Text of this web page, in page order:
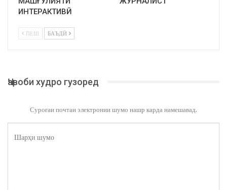
ИНТЕРАКТИВӢ
ПЕШ БАЪДӢ
Ҷавоби худро гузоред
Суроғаи почтаи электронии шумо нашр карда намешавад.